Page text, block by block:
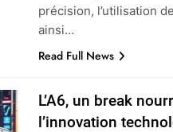
précision, l’utilisation
ainsi…
Read Full News
L’A6, un break
l’innovation